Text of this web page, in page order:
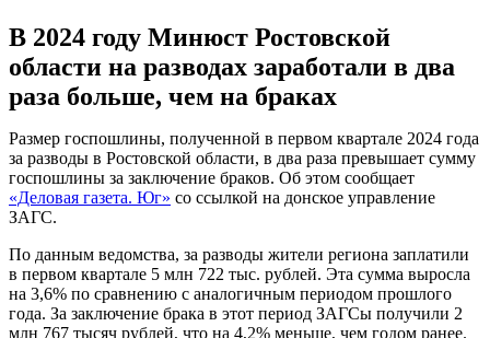
В 2024 году Минюст Ростовской
области на разводах заработали в два
раза больше, чем на браках
Размер госпошлины, полученной в первом квартале 2024 года
за разводы в Ростовской области, в два раза превышает сумму
госпошлины за заключение браков. Об этом сообщает
«Деловая газета. Юг» со ссылкой на донское управление
ЗАГС.
По данным ведомства, за разводы жители региона заплатили
в первом квартале 5 млн 722 тыс. рублей. Эта сумма выросла
на 3,6% по сравнению с аналогичным периодом прошлого
года. За заключение брака в этот период ЗАГСы получили 2
млн 767 тысяч рублей, что на 4,2% меньше, чем годом ранее.